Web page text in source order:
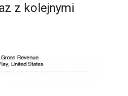
z kolejnymi